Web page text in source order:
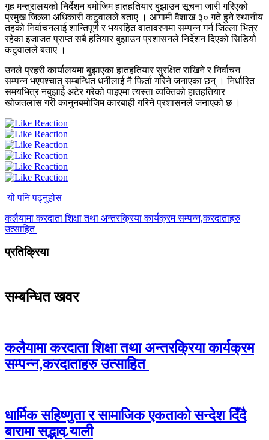
गृह मन्त्रालयको निर्देशन बमोजिम हातहतियार बुझाउन सूचना जारी गरिएको
प्रमुख जिल्ला अधिकारी कटुवालले बताए । आगामी वैशाख ३० गते हुने स्थानीय
तहको निर्वाचनलाई शान्तिपूर्ण र भयरहित वातावरणमा सम्पन्न गर्न जिल्ला भित्र
रहेका इजाजत प्राप्त सबै हतियार बुझाउन प्रशासनले निर्देशन दिएको सिडियो
कटुवालले बताए ।
उनले प्रहरी कार्यालयमा बुझाएका हातहतियार सुरक्षित राखिने र निर्वाचन
सम्पन्न भएपश्चात् सम्बन्धित धनीलाई नै फिर्ता गरिने जनाएका छन् । निर्धारित
समयभित्र नबुझाई अटेर गरेको पाइएमा त्यस्ता व्यक्तिको हातहतियार
खोजतलास गरी कानुनबमोजिम कारबाही गरिने प्रशासनले जनाएको छ ।
यो पनि पढ्नुहोस
कलैयामा करदाता शिक्षा तथा अन्तरक्रिया कार्यक्रम सम्पन्न,करदाताहरु
उत्साहित
प्रतिक्रिया
सम्बन्धित खवर
कलैयामा करदाता शिक्षा तथा अन्तरक्रिया कार्यक्रम
सम्पन्न,करदाताहरु उत्साहित
धार्मिक सहिष्णुता र सामाजिक एकताको सन्देश दिँदै
बारामा सद्भाव र्‍याली